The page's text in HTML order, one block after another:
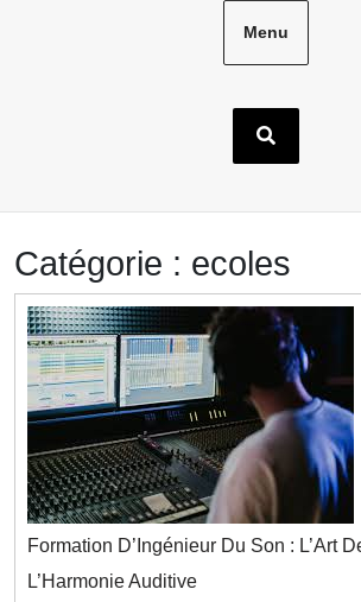
Menu
Catégorie : ecoles
Formation D’Ingénieur Du Son : L’Art
L’Harmonie Auditive